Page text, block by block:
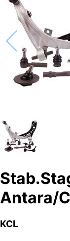
Antara/
KCL